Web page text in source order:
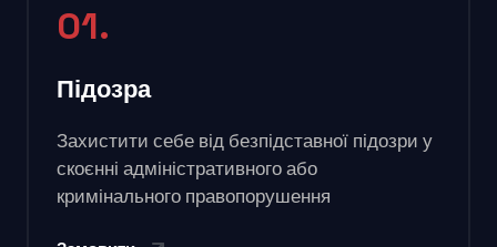
01.
Підозра
Захистити себе від безпідставної підозри у
скоєнні адміністративного або
кримінального правопорушення